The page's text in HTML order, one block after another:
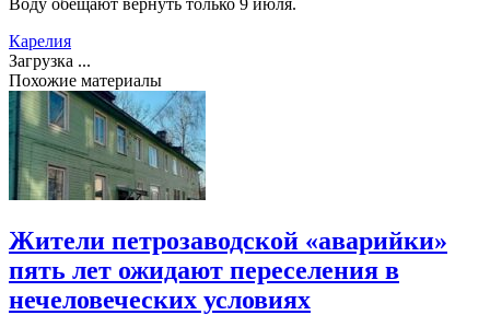
Карелия
Загрузка ...
Похожие материалы
Жители петрозаводской «аварийки»
пять лет ожидают переселения в
нечеловеческих условиях